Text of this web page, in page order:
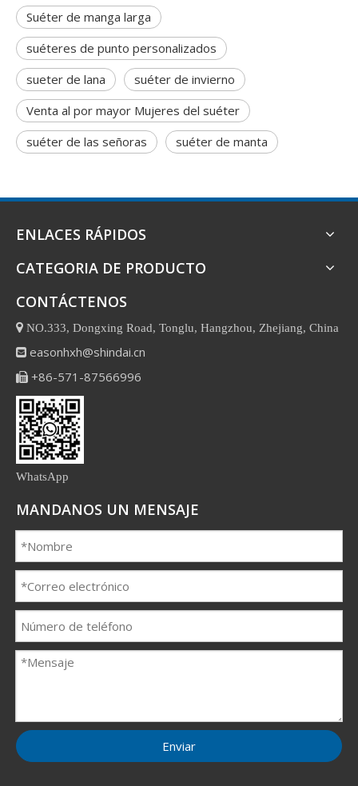
Suéter de manga larga
suéteres de punto personalizados
sueter de lana
suéter de invierno
Venta al por mayor Mujeres del suéter
suéter de las señoras
suéter de manta
ENLACES RÁPIDOS
CATEGORIA DE PRODUCTO
CONTÁCTENOS
 NO.333, Dongxing Road, Tonglu, Hangzhou, Zhejiang, China
 easonhxh@shindai.cn
 +86-571-87566996
WhatsApp
MANDANOS UN MENSAJE
Enviar